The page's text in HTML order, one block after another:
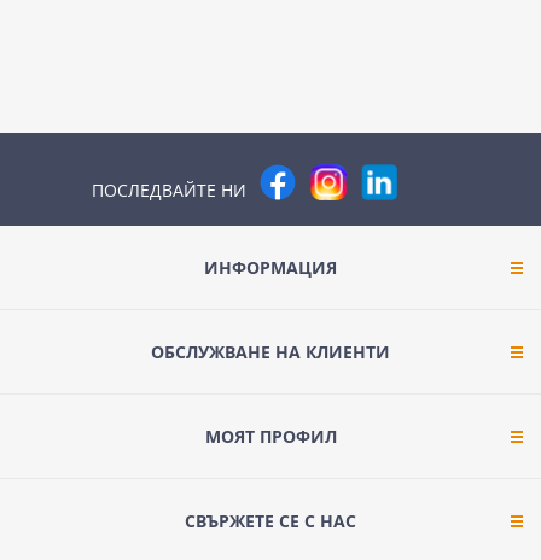
ПОСЛЕДВАЙТЕ НИ
ИНФОРМАЦИЯ
ОБСЛУЖВАНЕ НА КЛИЕНТИ
МОЯТ ПРОФИЛ
СВЪРЖЕТЕ СЕ С НАС